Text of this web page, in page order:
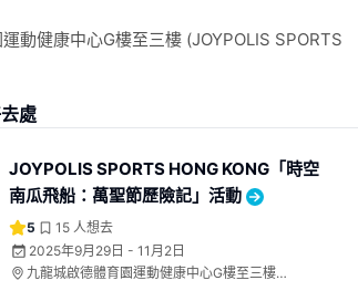
動健康中心G樓至三樓 (JOYPOLIS SPORTS
處
JOYPOLIS SPORTS HONG KONG「時空
南瓜飛船：萬聖節歷險記」活動
5 15 人想去
2025年9月29日 - 11月2日
九龍城啟德體育園運動健康中心G樓至三樓